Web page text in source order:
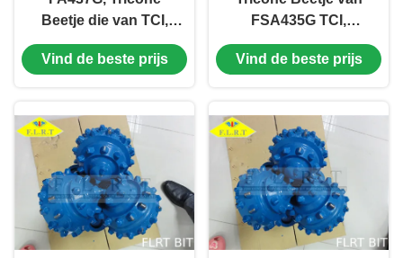
Beetje die van TCI,
TCI-het Beetje van de
Rolkegel, Verzegeld
Boring boren
Vind de beste prijs
FSA435G TCI,
Verzegeld Rollager,
Groot de Kegelbeetje
Oliebronboring
Vind de beste prijs